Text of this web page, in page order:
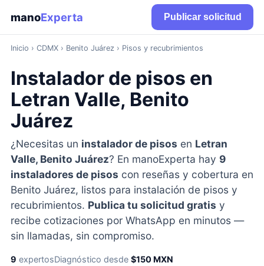
manoExperta Publicar solicitud
Inicio › CDMX› Benito Juárez › Pisos y recubrimientos
Instalador de pisos en
Letran Valle, Benito
Juárez
¿Necesitas un instalador de pisos en Letran
Valle, Benito Juárez? En manoExperta hay 9
instaladores de pisos con reseñas y cobertura en
Benito Juárez, listos para instalación de pisos y
recubrimientos. Publica tu solicitud gratis y
recibe cotizaciones por WhatsApp en minutos —
sin llamadas, sin compromiso.
9 expertosDiagnóstico desde $150 MXN